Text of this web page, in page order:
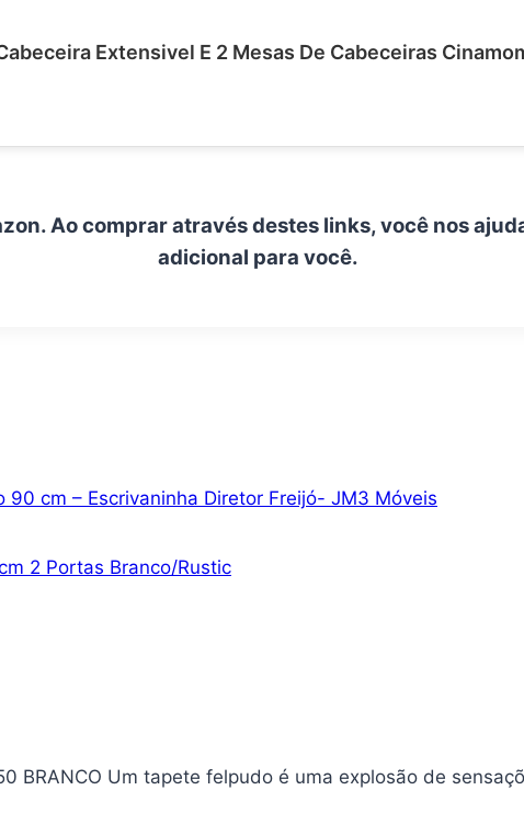
Extensivel E 2 Mesas De Cabeceiras
Ao comprar através destes links, você nos
adicional para você.
cm – Escrivaninha Diretor Freijó- JM3 Móveis
2 Portas Branco/Rustic
BRANCO Um tapete felpudo é uma explosão de